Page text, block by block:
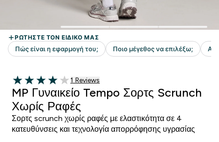
4 out of 5 stars
1 customer reviews
1 Reviews
MP Γυναικείο Tempo Σορτς Scrunch
Χωρίς Ραφές
Σορτς scrunch χωρίς ραφές με ελαστικότητα σε 4
κατευθύνσεις και τεχνολογία απορρόφησης υγρασίας